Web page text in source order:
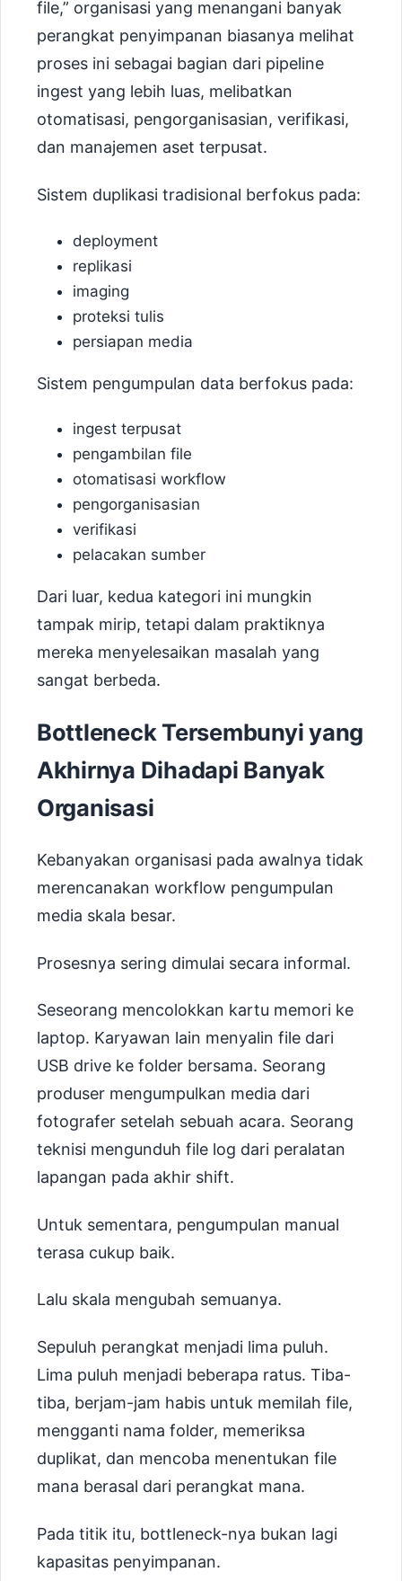
file,” organisasi yang menangani banyak
perangkat penyimpanan biasanya melihat
proses ini sebagai bagian dari pipeline
ingest yang lebih luas, melibatkan
otomatisasi, pengorganisasian, verifikasi,
dan manajemen aset terpusat.
Sistem duplikasi tradisional berfokus pada:
deployment
replikasi
imaging
proteksi tulis
persiapan media
Sistem pengumpulan data berfokus pada:
ingest terpusat
pengambilan file
otomatisasi workflow
pengorganisasian
verifikasi
pelacakan sumber
Dari luar, kedua kategori ini mungkin
tampak mirip, tetapi dalam praktiknya
mereka menyelesaikan masalah yang
sangat berbeda.
Bottleneck Tersembunyi yang
Akhirnya Dihadapi Banyak
Organisasi
Kebanyakan organisasi pada awalnya tidak
merencanakan workflow pengumpulan
media skala besar.
Prosesnya sering dimulai secara informal.
Seseorang mencolokkan kartu memori ke
laptop. Karyawan lain menyalin file dari
USB drive ke folder bersama. Seorang
produser mengumpulkan media dari
fotografer setelah sebuah acara. Seorang
teknisi mengunduh file log dari peralatan
lapangan pada akhir shift.
Untuk sementara, pengumpulan manual
terasa cukup baik.
Lalu skala mengubah semuanya.
Sepuluh perangkat menjadi lima puluh.
Lima puluh menjadi beberapa ratus. Tiba-
tiba, berjam-jam habis untuk memilah file,
mengganti nama folder, memeriksa
duplikat, dan mencoba menentukan file
mana berasal dari perangkat mana.
Pada titik itu, bottleneck-nya bukan lagi
kapasitas penyimpanan.